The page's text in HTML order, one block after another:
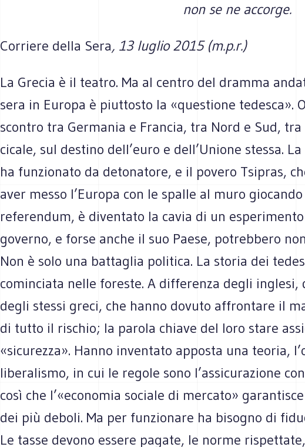
non se ne accorge.
Corriere della Sera, 13 luglio 2015 (m.p.r.)
La Grecia è il teatro. Ma al centro del dramma
sera in Europa è piuttosto la «questione tedesca».
scontro tra Germania e Francia, tra Nord e Sud,
cicale, sul destino dell’euro e dell’Unione stessa.
ha funzionato da detonatore, e il povero Tsipras,
aver messo l’Europa con le spalle al muro
referendum, è diventato la cavia di un
governo, e forse anche il suo Paese, potrebbero
Non è solo una battaglia politica. La storia dei
cominciata nelle foreste. A differenza degli inglesi,
degli stessi greci, che hanno dovuto affrontare il
di tutto il rischio; la parola chiave del loro stare
«sicurezza». Hanno inventato apposta una teoria,
liberalismo, in cui le regole sono l’assicurazione
così che l’«economia sociale di mercato»
dei più deboli. Ma per funzionare ha bisogno di
Le tasse devono essere pagate, le norme